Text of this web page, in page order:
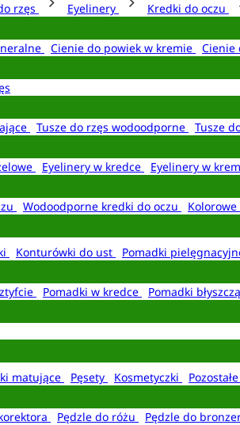
rzęs Eyelinery Kredki do oczu
Cienie do powiek w kremie Cienie
Tusze do rzęs wodoodporne Tusze
Eyelinery w kredce Eyelinery w
Wodoodporne kredki do oczu
Konturówki do ust Pomadki
Pomadki w kredce Pomadki
matujące Pęsety Kosmetyczki
Pędzle do różu Pędzle do